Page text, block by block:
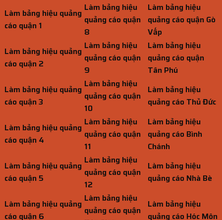
Làm bảng hiệu quảng
cáo quận 1
Làm bảng hiệu
quảng cáo quận
8
Làm bảng hiệu
quảng cáo quận Gò
Vấp
Làm bảng hiệu quảng
cáo quận 2
Làm bảng hiệu
quảng cáo quận
9
Làm bảng hiệu
quảng cáo quận
Tân Phú
Làm bảng hiệu quảng
cáo quận 3
Làm bảng hiệu
quảng cáo quận
10
Làm bảng hiệu
quảng cáo Thủ Đức
Làm bảng hiệu quảng
cáo quận 4
Làm bảng hiệu
quảng cáo quận
11
Làm bảng hiệu
quảng cáo Bình
Chánh
Làm bảng hiệu quảng
cáo quận 5
Làm bảng hiệu
quảng cáo quận
12
Làm bảng hiệu
quảng cáo Nhà Bè
Làm bảng hiệu quảng
cáo quận 6
Làm bảng hiệu
quảng cáo quận
Làm bảng hiệu
quảng cáo Hóc Môn